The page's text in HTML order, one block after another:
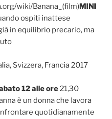
MINI
ospiti inattese
in equilibrio precario, ma
Svizzera, Francia 2017
12 alle ore21,30
è un donna che lavora
quotidianamente